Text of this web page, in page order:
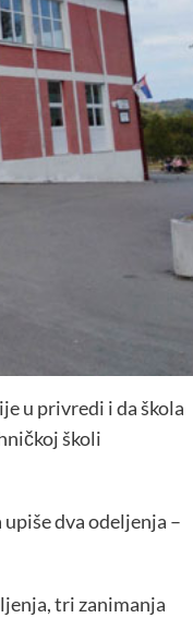
u privredi i da škola
školi
dva odeljenja –
tri zanimanja